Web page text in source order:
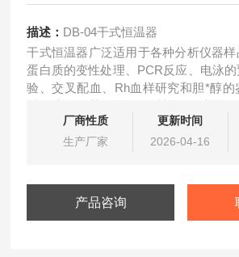
描述： DB-04干式恒温器
干式恒温器广泛适用于各种分析仪器
蛋白质的变性处理、PCR反应、电泳
验、交叉配血、Rh血样研究和胆*醇的
电脑控制，控温精度高，可自定义工作
同时对多个模块进行加热,为市场多功能
厂商性质
生产厂家
更新时间
2026-04-16
产品咨询